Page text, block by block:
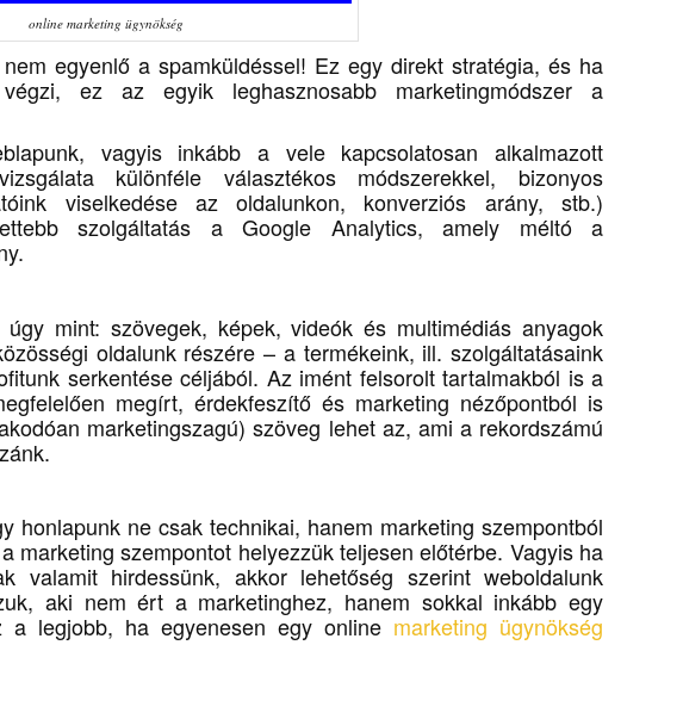
online marketing ügynökség
egyenlő a spamküldéssel! Ez egy direkt stratégia, és ha
ez az egyik leghasznosabb marketingmódszer a
vagyis inkább a vele kapcsolatosan alkalmazott
különféle választékos módszerekkel, bizonyos
viselkedése az oldalunkon, konverziós arány, stb.)
szolgáltatás a Google Analytics, amely méltó a
mint: szövegek, képek, videók és multimédiás anyagok
oldalunk részére – a termékeink, ill. szolgáltatásaink
serkentése céljából. Az imént felsorolt tartalmakból is a
megírt, érdekfeszítő és marketing nézőpontból is
marketingszagú) szöveg lehet az, ami a rekordszámú
honlapunk ne csak technikai, hanem marketing szempontból
marketing szempontot helyezzük teljesen előtérbe. Vagyis ha
hirdessünk, akkor lehetőség szerint weboldalunk
aki nem ért a marketinghez, hanem sokkal inkább egy
a legjobb, ha egyenesen egy online marketing ügynökség